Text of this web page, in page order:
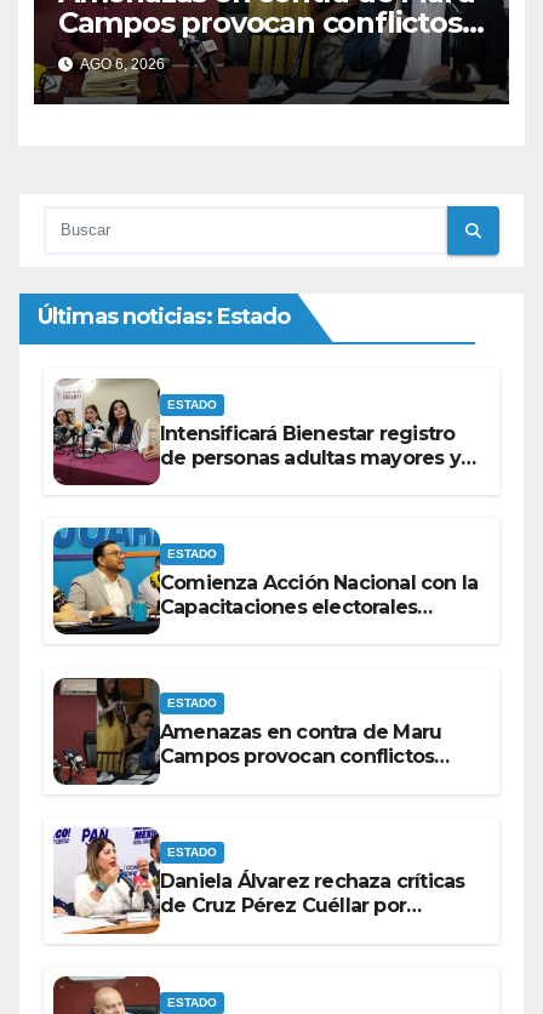
Campos provocan conflictos
entre las bancadas del PAN y
de MORENA.
AGO 6, 2026
Últimas noticias: Estado
ESTADO
Intensificará Bienestar registro
de personas adultas mayores y
ESTADO
Comienza Acción Nacional con la
Capacitaciones electorales
ESTADO
Amenazas en contra de Maru
Campos provocan conflictos
ESTADO
Daniela Álvarez rechaza críticas
de Cruz Pérez Cuéllar por
ESTADO